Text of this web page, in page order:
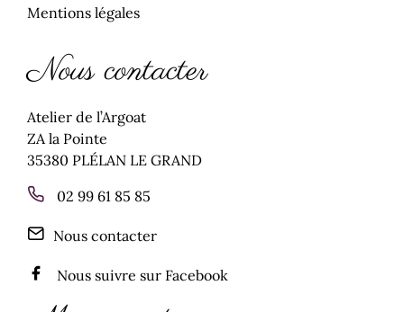
Mentions légales
Nous contacter
Atelier de l’Argoat
ZA la Pointe
35380 PLÉLAN LE GRAND
02 99 61 85 85
Nous contacter
Nous suivre sur Facebook